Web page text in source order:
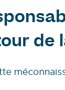
de